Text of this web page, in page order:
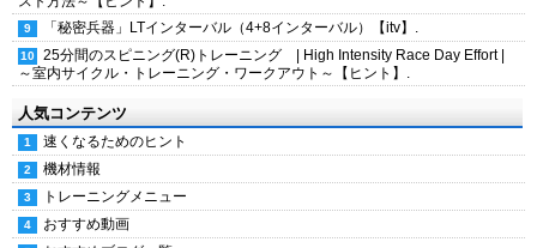
「秘密兵器」LTインターバル（4+8インターバル）【itv】.
25分間のスピニング(R)トレーニング | High Intensity Race Day Effort |
～室内サイクル・トレーニング・ワークアウト～【ヒント】.
人気コンテンツ
速くなるためのヒント
機材情報
トレーニングメニュー
おすすめ動画